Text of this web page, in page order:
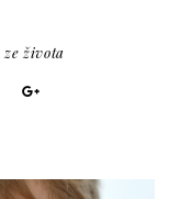
ze života